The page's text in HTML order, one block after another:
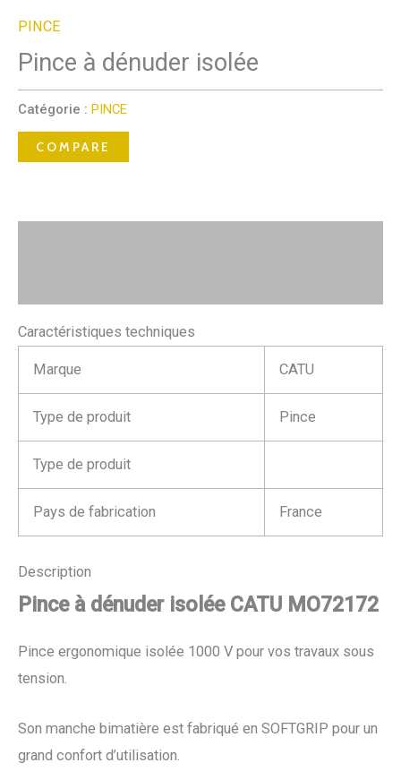
PINCE
Pince à dénuder isolée
Catégorie : PINCE
COMPARE
Caractéristiques techniques
Marque CATU
Type de produit Pince
Type de produit
Pays de fabrication France
Description
Pince à dénuder isolée CATU MO72172
Pince ergonomique isolée 1000 V pour vos travaux sous
tension.
Son manche bimatière est fabriqué en SOFTGRIP pour un
grand confort d’utilisation.